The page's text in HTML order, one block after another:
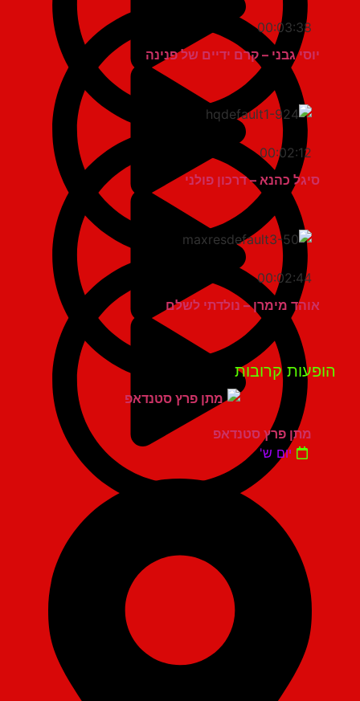
00:03:38
יוסי גבני – קרם ידיים של פנינה
00:02:12
סיגל כהנא – דרכון פולני
00:02:44
אוהד מימרן – נולדתי לשלם
קרובות
מתן פרץ סטנדאפ
יום ש'